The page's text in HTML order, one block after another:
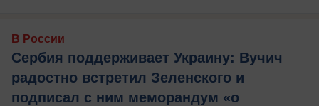
В России
Сербия поддерживает Украину: Вучич
радостно встретил Зеленского и
подписал с ним меморандум «о